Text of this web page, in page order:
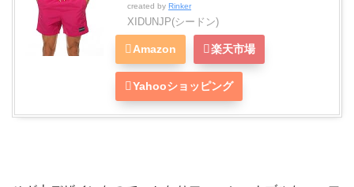
created by Rinker
XIDUNJP(シードン)
Amazon 楽天市場
Yahooショッピング